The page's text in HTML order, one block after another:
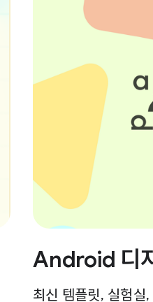
Android 디
최신 템플릿, 실험